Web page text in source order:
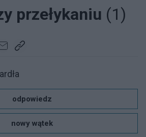
przełykaniu (1)
odpowiedz
nowy wątek